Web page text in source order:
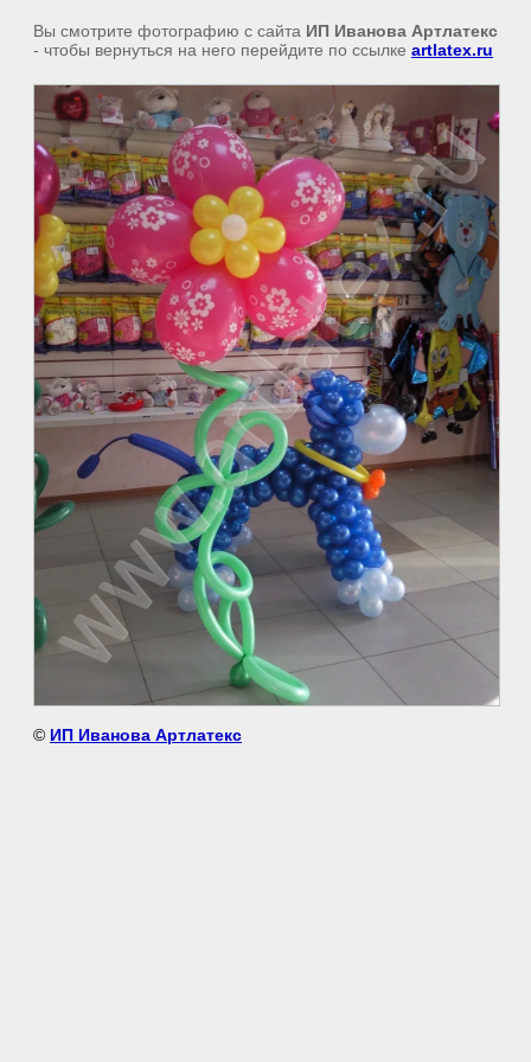
Вы смотрите фотографию с сайта ИП Иванова Артлатекс
- чтобы вернуться на него перейдите по ссылке artlatex.ru
© ИП Иванова Артлатекс